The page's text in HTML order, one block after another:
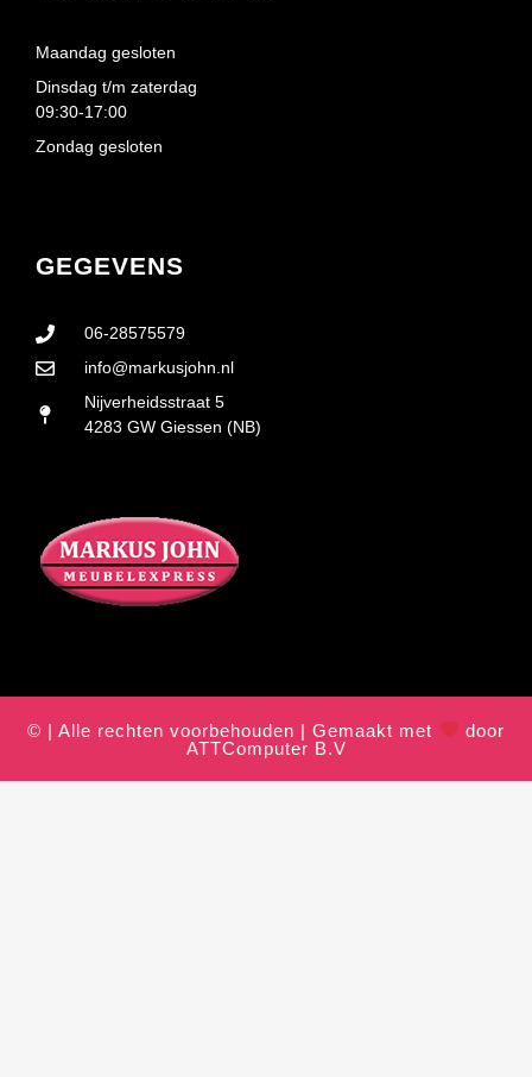
GEGEVENS
06-28575579
info@markusjohn.nl
Nijverheidsstraat 5
4283 GW Giessen (NB)
Maandag gesloten
Dinsdag t/m zaterdag
09:30-17:00
Zondag gesloten
© | Alle rechten voorbehouden | Gemaakt met
door
ATTComputer B.V